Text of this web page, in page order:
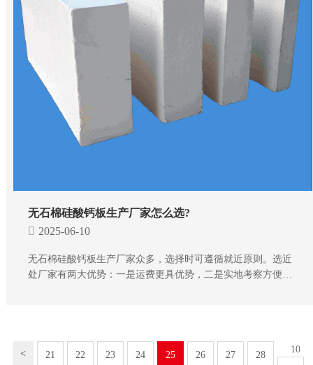
无石棉硅酸钙板生产厂家怎么选?
2025-06-10
无石棉硅酸钙板生产厂家众多，选择时可遵循就近原则。选近
处厂家有两大优势：一是运费更具优势，二是实地考察方便。
< 10
21 22 23 24 25 26 27
28